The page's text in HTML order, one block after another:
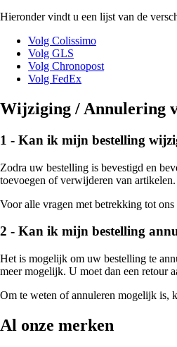
Hieronder vindt u een lijst van de
Volg Colissimo
Volg GLS
Volg Chronopost
Volg FedEx
Wijziging / Annulering
1 - Kan ik mijn bestelling
Zodra uw bestelling is bevestigd en
toevoegen of verwijderen van artikelen.
Voor alle vragen met betrekking tot ons
2 - Kan ik mijn bestelling
Het is mogelijk om uw bestelling te
meer mogelijk. U moet dan een retour
Om te weten of annuleren mogelijk is,
Al onze merken